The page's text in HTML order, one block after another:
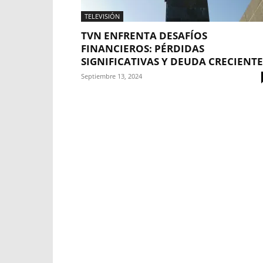
TELEVISIÓN
TVN ENFRENTA DESAFÍOS
FINANCIEROS: PÉRDIDAS
SIGNIFICATIVAS Y DEUDA CRECIENTE
Septiembre 13, 2024